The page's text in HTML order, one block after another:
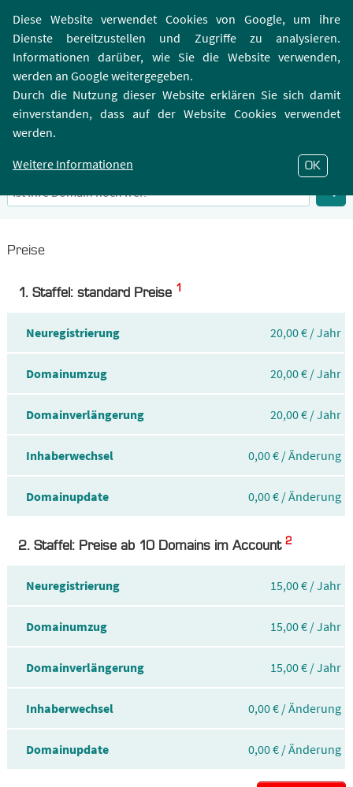
Diese Website verwendet Cookies von Google, um ihre
Dienste bereitzustellen und Zugriffe zu analysieren.
Informationen darüber, wie Sie die Website verwenden,
werden an Google weitergegeben.
Durch die Nutzung dieser Website erklären Sie sich damit
einverstanden, dass auf der Website Cookies verwendet
werden.
Weitere Informationen
OK
.OR.AT-Domain
Preise
1. Staffel: standard Preise 1
Neuregistrierung 20,00 € / Jahr
Domainumzug 20,00 € / Jahr
Domainverlängerung 20,00 € / Jahr
Inhaberwechsel 0,00 € / Änderung
Domainupdate 0,00 € / Änderung
2. Staffel: Preise ab 10 Domains im Account 2
Neuregistrierung 15,00 € / Jahr
Domainumzug 15,00 € / Jahr
Domainverlängerung 15,00 € / Jahr
Inhaberwechsel 0,00 € / Änderung
Domainupdate 0,00 € / Änderung